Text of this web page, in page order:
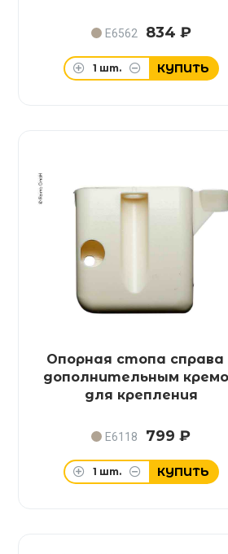
E6562 834 ₽
1 шт. КУПИТЬ
Опорная стопа справа
дополнительным
для крепления
E6118 799 ₽
1 шт. КУПИТЬ